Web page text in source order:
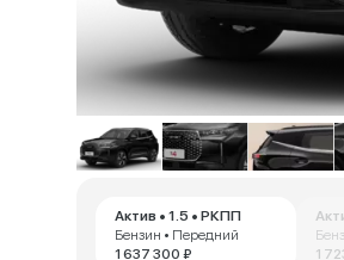
Актив • 1.5 • РКПП
Бензин • Передний
1 637 300 ₽
1